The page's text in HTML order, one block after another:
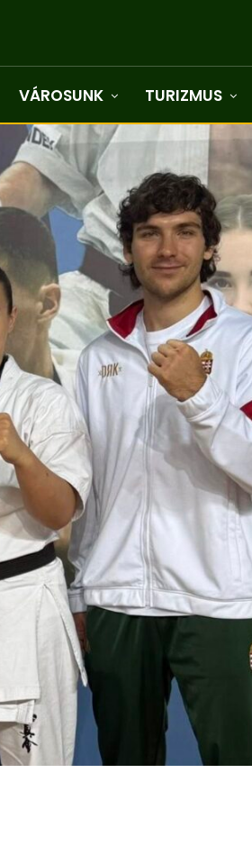
VÁROSUNK TURIZMUS